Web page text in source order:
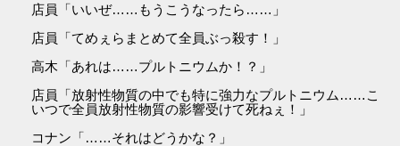
店員「いいぜ……もうこうなったら……」
店員「てめぇらまとめて全員ぶっ殺す！」
高木「あれは……プルトニウムか！？」
店員「放射性物質の中でも特に強力なプルトニウム……こ
いつで全員放射性物質の影響受けて死ねぇ！」
コナン「……それはどうかな？」